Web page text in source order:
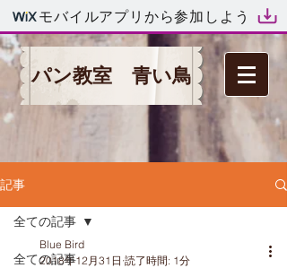
モバイルアプリから参加しよう
パン教室 青い鳥
記事
全ての記事
全ての記事
Blue Bird
2018年12月31日 読了時間: 1分